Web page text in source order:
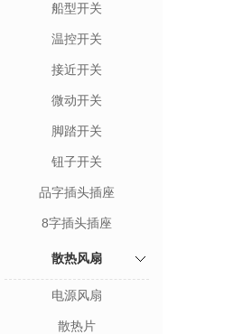
船型开关
温控开关
接近开关
微动开关
脚踏开关
钮子开关
品字插头插座
8字插头插座
散热风扇
电源风扇
散热片